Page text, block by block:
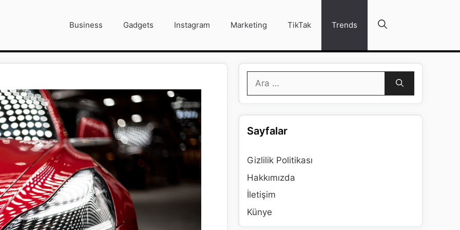
Business Gadgets Instagram Marketing TikTak Trends
için
Sayfalar
Gizlilik Politikası
Hakkımızda
İletişim
Künye